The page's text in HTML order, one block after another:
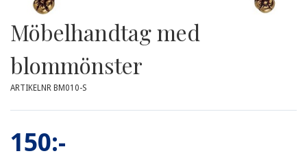
Möbelhandtag med
blommönster
ARTIKELNR BM010-S
150:-